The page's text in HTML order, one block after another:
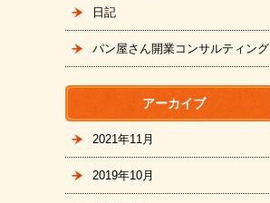
日記
パン屋さん開業コンサルティング
アーカイブ
2021年11月
2019年10月